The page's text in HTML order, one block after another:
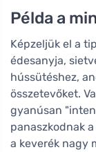
Példa a
Képzeljük el a
édesanyja,
hússütéshez,
összetevőket.
gyanúsan
panaszkodnak
a keverék nagy